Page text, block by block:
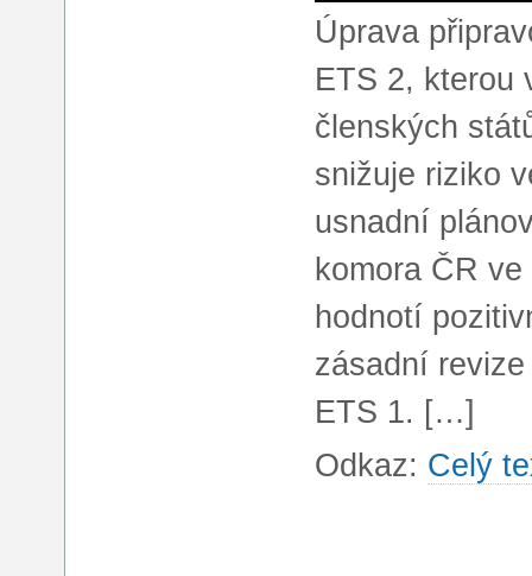
Úprava
ETS 2, kterou
členských
snižuje riziko
usnadní
komora ČR
hodnotí
zásadní
ETS 1. […]
Odkaz: Celý